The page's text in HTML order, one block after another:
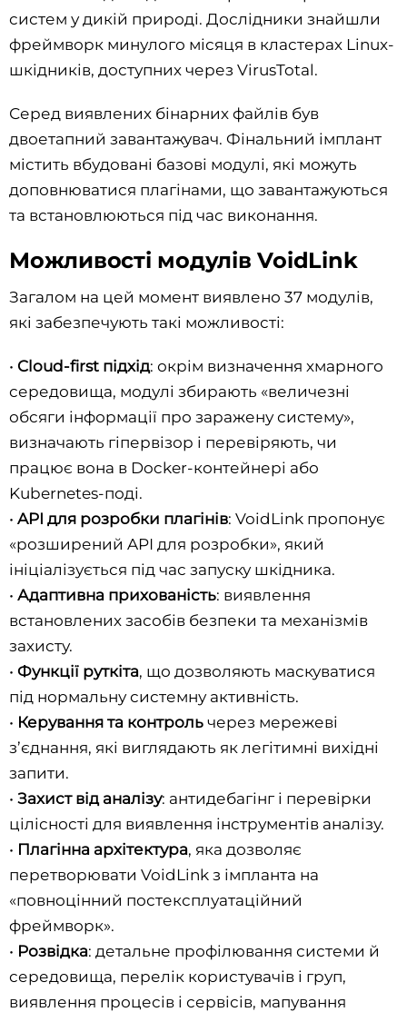
систем у дикій природі. Дослідники знайшли
фреймворк минулого місяця в кластерах Linux-
шкідників, доступних через VirusTotal.
Серед виявлених бінарних файлів був
двоетапний завантажувач. Фінальний імплант
містить вбудовані базові модулі, які можуть
доповнюватися плагінами, що завантажуються
та встановлюються під час виконання.
Можливості модулів VoidLink
Загалом на цей момент виявлено 37 модулів,
які забезпечують такі можливості:
• Cloud-first підхід: окрім визначення хмарного
середовища, модулі збирають «величезні
обсяги інформації про заражену систему»,
визначають гіпервізор і перевіряють, чи
працює вона в Docker-контейнері або
Kubernetes-поді.
• API для розробки плагінів: VoidLink пропонує
«розширений API для розробки», який
ініціалізується під час запуску шкідника.
• Адаптивна прихованість: виявлення
встановлених засобів безпеки та механізмів
захисту.
• Функції руткіта, що дозволяють маскуватися
під нормальну системну активність.
• Керування та контроль через мережеві
з’єднання, які виглядають як легітимні вихідні
запити.
• Захист від аналізу: антидебагінг і перевірки
цілісності для виявлення інструментів аналізу.
• Плагінна архітектура, яка дозволяє
перетворювати VoidLink з імпланта на
«повноцінний постексплуатаційний
фреймворк».
• Розвідка: детальне профілювання системи й
середовища, перелік користувачів і груп,
виявлення процесів і сервісів, мапування